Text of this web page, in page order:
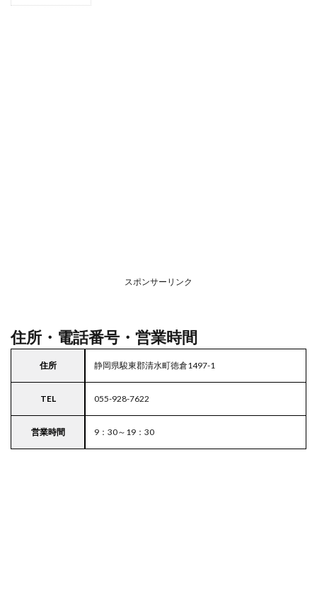
スポンサーリンク
住所・電話番号・営業時間
住所 静岡県駿東郡清水町徳倉1497-1
TEL 055-928-7622
営業時間 9：30～19：30